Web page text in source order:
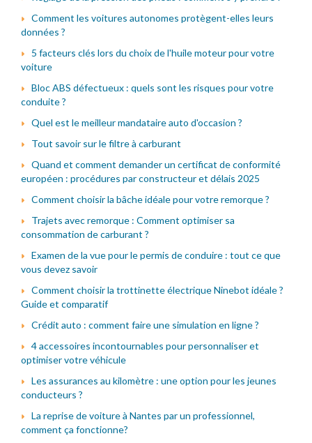
Comment les voitures autonomes protègent-elles leurs
données ?
5 facteurs clés lors du choix de l'huile moteur pour votre
voiture
Bloc ABS défectueux : quels sont les risques pour votre
conduite ?
Quel est le meilleur mandataire auto d'occasion ?
Tout savoir sur le filtre à carburant
Quand et comment demander un certificat de conformité
européen : procédures par constructeur et délais 2025
Comment choisir la bâche idéale pour votre remorque ?
Trajets avec remorque : Comment optimiser sa
consommation de carburant ?
Examen de la vue pour le permis de conduire : tout ce que
vous devez savoir
Comment choisir la trottinette électrique Ninebot idéale ?
Guide et comparatif
Crédit auto : comment faire une simulation en ligne ?
4 accessoires incontournables pour personnaliser et
optimiser votre véhicule
Les assurances au kilomètre : une option pour les jeunes
conducteurs ?
La reprise de voiture à Nantes par un professionnel,
comment ça fonctionne?